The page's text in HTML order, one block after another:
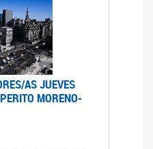
AS JUEVES
MORENO-